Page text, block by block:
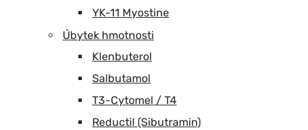
YK-11 Myostine
Úbytek hmotnosti
Klenbuterol
Salbutamol
T3-Cytomel / T4
Reductil (Sibutramin)